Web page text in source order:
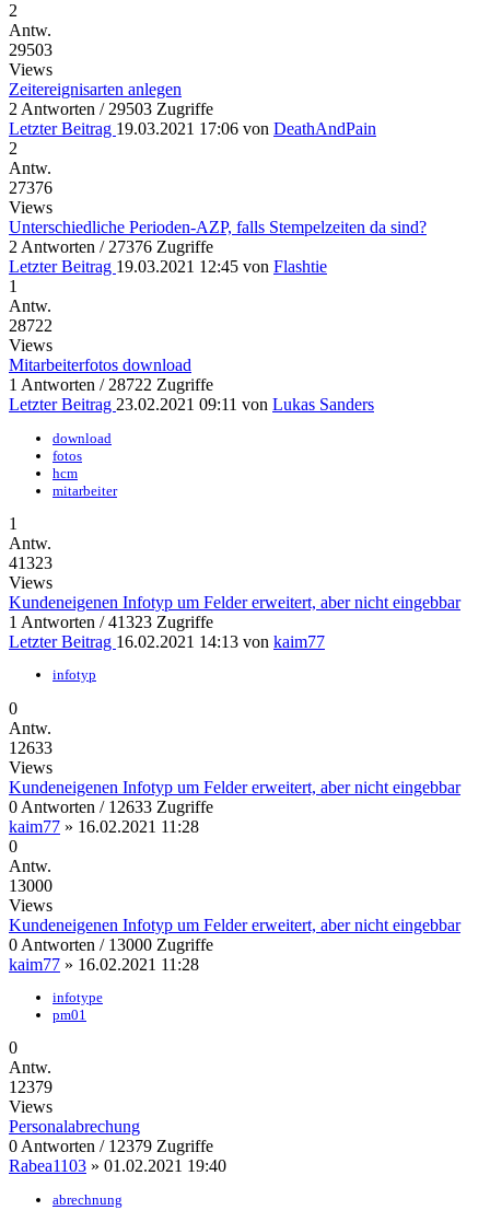
2
Antw.
29503
Views
Zeitereignisarten anlegen
2 Antworten / 29503 Zugriffe
Letzter Beitrag 19.03.2021 17:06 von DeathAndPain
2
Antw.
27376
Views
Unterschiedliche Perioden-AZP, falls Stempelzeiten da sind?
2 Antworten / 27376 Zugriffe
Letzter Beitrag 19.03.2021 12:45 von Flashtie
1
Antw.
28722
Views
Mitarbeiterfotos download
1 Antworten / 28722 Zugriffe
Letzter Beitrag 23.02.2021 09:11 von Lukas Sanders
download
fotos
hcm
mitarbeiter
1
Antw.
41323
Views
Kundeneigenen Infotyp um Felder erweitert, aber nicht eingebbar
1 Antworten / 41323 Zugriffe
Letzter Beitrag 16.02.2021 14:13 von kaim77
infotyp
0
Antw.
12633
Views
Kundeneigenen Infotyp um Felder erweitert, aber nicht eingebbar
0 Antworten / 12633 Zugriffe
kaim77 » 16.02.2021 11:28
0
Antw.
13000
Views
Kundeneigenen Infotyp um Felder erweitert, aber nicht eingebbar
0 Antworten / 13000 Zugriffe
kaim77 » 16.02.2021 11:28
infotype
pm01
0
Antw.
12379
Views
Personalabrechung
0 Antworten / 12379 Zugriffe
Rabea1103 » 01.02.2021 19:40
abrechnung